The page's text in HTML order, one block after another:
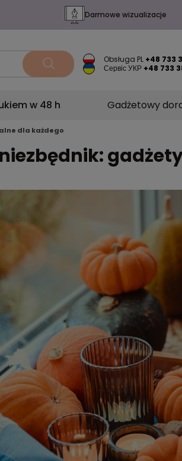
Darmowe wizualizacje
Obsługa PL +48 733
Сервіс УКР +48 733
w 48 h Gadżetowy
dla każdego